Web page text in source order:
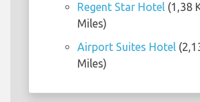
Regent Star Hotel (1,38
Miles)
Airport Suites Hotel
Miles)